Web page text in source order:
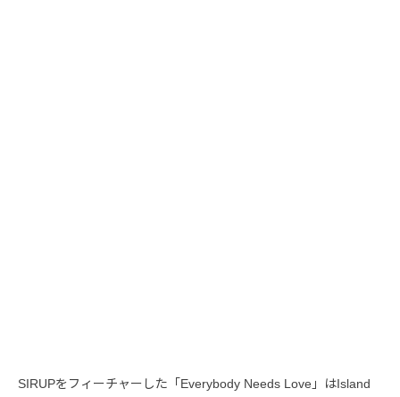
SIRUPをフィーチャーした「Everybody Needs Love」はIsland